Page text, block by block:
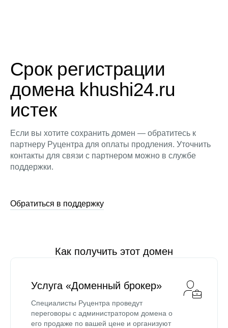
Срок регистрации
домена khushi24.ru
истек
Если вы хотите сохранить домен — обратитесь к
партнеру Руцентра для оплаты продления. Уточнить
контакты для связи с партнером можно в службе
поддержки.
Обратиться в поддержку
Как получить этот домен
Услуга «Доменный брокер»
Специалисты Руцентра проведут
переговоры с администратором домена о
его продаже по вашей цене и организуют